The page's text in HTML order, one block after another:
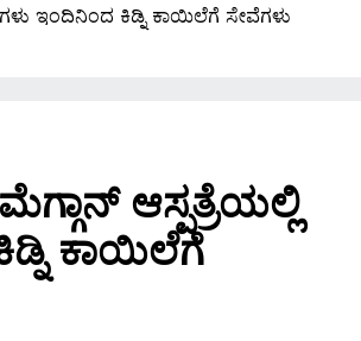
ಇಂದಿನಿಂದ ಕಿಡ್ನಿ ಕಾಯಿಲೆಗೆ ಸೇವೆಗಳು
ಆಸ್ಪತ್ರೆಯಲ್ಲಿ
ಕಾಯಿಲೆಗೆ